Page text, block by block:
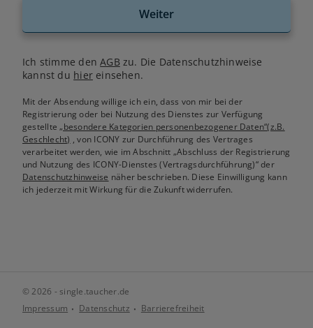
Weiter
Ich stimme denAGB zu. Die Datenschutzhinweise
kannst du hiereinsehen.
Mit der Absendung willige ich ein, dass von mir bei der
Registrierung oder bei Nutzung des Dienstes zur Verfügung
gestellte„besondere Kategorien personenbezogener Daten“(z.B.
Geschlecht) , von ICONY zur Durchführung des Vertrages
verarbeitet werden, wie im Abschnitt „Abschluss der Registrierung
und Nutzung des ICONY-Dienstes (Vertragsdurchführung)“ der
Datenschutzhinweise näher beschrieben. Diese Einwilligung kann
ich jederzeit mit Wirkung für die Zukunft widerrufen.
© 2026 - single.taucher.de
Impressum
Datenschutz Barrierefreiheit